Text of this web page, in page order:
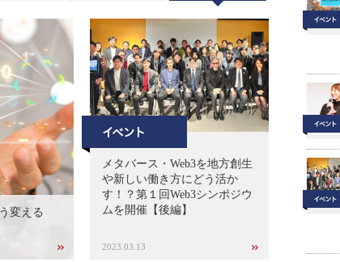
変える
メタバース・Web3を地方創生
や新しい働き方にどう活か
す！？第１回Web3シンポジウ
ムを開催【後編】
2023.03.13